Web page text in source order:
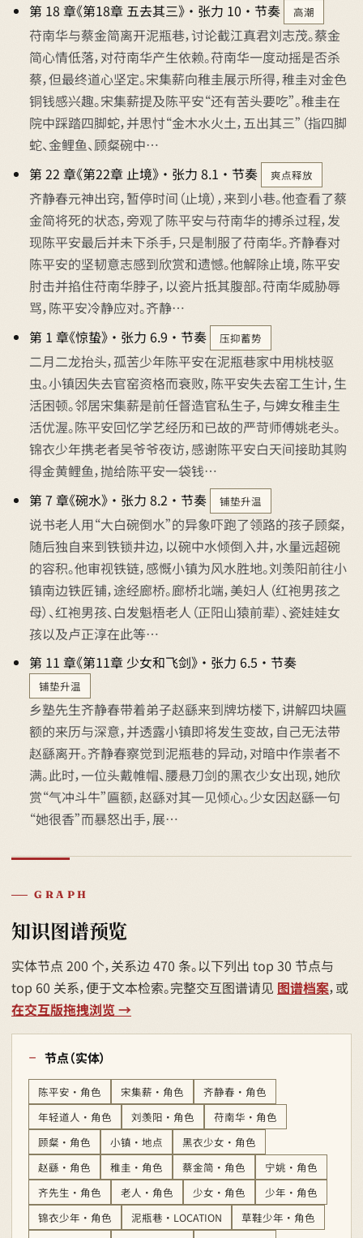
第 18 章《第18章 五去其三》 · 张力 10 · 节奏
高潮
苻南华与蔡金简离开泥瓶巷，讨论截江真君刘志茂。蔡金
简心情低落，对苻南华产生依赖。苻南华一度动摇是否杀
蔡，但最终道心坚定。宋集薪向稚圭展示所得，稚圭对金色
铜钱感兴趣。宋集薪提及陈平安“还有苦头要吃”。稚圭在
院中踩踏四脚蛇，并思忖“金木水火土，五出其三”（指四脚
蛇、金鲤鱼、顾粲碗中…
第 22 章《第22章 止境》 · 张力 8.1 · 节奏
爽点释放
齐静春元神出窍，暂停时间（止境），来到小巷。他查看了蔡
金简将死的状态，旁观了陈平安与苻南华的搏杀过程，发
现陈平安最后并未下杀手，只是制服了苻南华。齐静春对
陈平安的坚韧意志感到欣赏和遗憾。他解除止境，陈平安
肘击并掐住苻南华脖子，以瓷片抵其腹部。苻南华威胁辱
骂，陈平安冷静应对。齐静…
第 1 章《惊蛰》 · 张力 6.9 · 节奏
压抑蓄势
二月二龙抬头，孤苦少年陈平安在泥瓶巷家中用桃枝驱
虫。小镇因失去官窑资格而衰败，陈平安失去窑工生计，生
活困顿。邻居宋集薪是前任督造官私生子，与婢女稚圭生
活优渥。陈平安回忆学艺经历和已故的严苛师傅姚老头。
锦衣少年携老者吴爷爷夜访，感谢陈平安白天间接助其购
得金黄鲤鱼，抛给陈平安一袋钱…
第 7 章《碗水》 · 张力 8.2 · 节奏
铺垫升温
说书老人用“大白碗倒水”的异象吓跑了领路的孩子顾粲，
随后独自来到铁锁井边，以碗中水倾倒入井，水量远超碗
的容积。他审视铁链，感慨小镇为风水胜地。刘羡阳前往小
镇南边铁匠铺，途经廊桥。廊桥北端，美妇人（红袍男孩之
母）、红袍男孩、白发魁梧老人（正阳山猿前辈）、瓷娃娃女
孩以及卢正淳在此等…
第 11 章《第11章 少女和飞剑》 · 张力 6.5 · 节奏
铺垫升温
乡塾先生齐静春带着弟子赵繇来到牌坊楼下，讲解四块匾
额的来历与深意，并透露小镇即将发生变故，自己无法带
赵繇离开。齐静春察觉到泥瓶巷的异动，对暗中作祟者不
满。此时，一位头戴帷帽、腰悬刀剑的黑衣少女出现，她欣
赏“气冲斗牛”匾额，赵繇对其一见倾心。少女因赵繇一句
“她很香”而暴怒出手，展…
GRAPH
知识图谱预览
实体节点 200 个，关系边 470 条。以下列出 top 30 节点与
top 60 关系，便于文本检索。完整交互图谱请见 图谱档案，或
在交互版拖拽浏览 →
节点（实体）
陈平安 · 角色 宋集薪 · 角色
齐静春 · 角色
年轻道人 · 角色
刘羡阳 · 角色
苻南华 · 角色
顾粲 · 角色
小镇 · 地点
黑衣少女 · 角色
赵繇 · 角色
稚圭 · 角色 蔡金简 · 角色
宁姚 · 角色
齐先生 · 角色
老人 · 角色 少女 · 角色
少年 · 角色
锦衣少年 · 角色
泥瓶巷 · LOCATION
草鞋少年 · 角色